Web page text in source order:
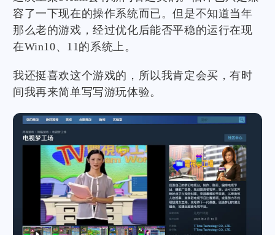
容了一下现在的操作系统而已。但是不知道当年
那么老的游戏，经过优化后能否平稳的运行在现
在Win10、11的系统上。
我还挺喜欢这个游戏的，所以我肯定会买，有时
间我再来简单写写游玩体验。